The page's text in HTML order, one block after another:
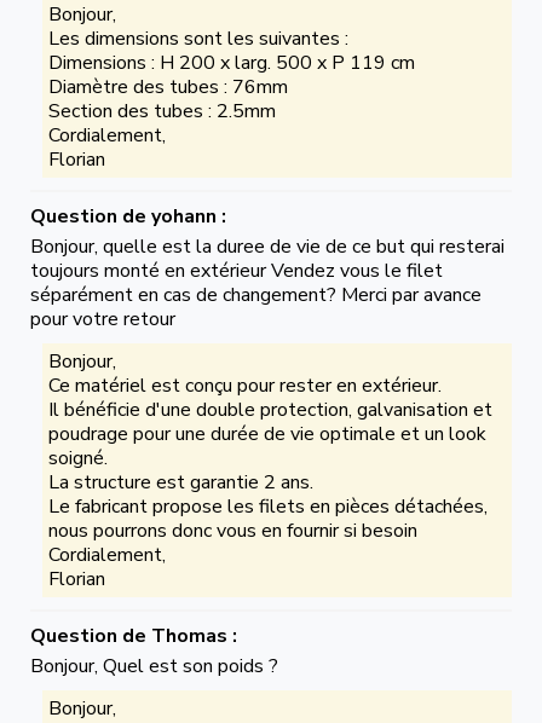
Bonjour,
Les dimensions sont les suivantes :
Dimensions : H 200 x larg. 500 x P 119 cm
Diamètre des tubes : 76mm
Section des tubes : 2.5mm
Cordialement,
Florian
Question de yohann :
Bonjour, quelle est la duree de vie de ce but qui resterai
toujours monté en extérieur Vendez vous le filet
séparément en cas de changement? Merci par avance
pour votre retour
Bonjour,
Ce matériel est conçu pour rester en extérieur.
Il bénéficie d'une double protection, galvanisation et
poudrage pour une durée de vie optimale et un look
soigné.
La structure est garantie 2 ans.
Le fabricant propose les filets en pièces détachées,
nous pourrons donc vous en fournir si besoin
Cordialement,
Florian
Question de Thomas :
Bonjour, Quel est son poids ?
Bonjour,